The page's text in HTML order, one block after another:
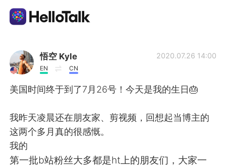
語言交換應用
AI Grammar Checker
English
悟空 Kyle
EN CN
2020.07.26 14:00
美国时间终于到了7月26号！今天是我的生日🎂
我昨天凌晨还在朋友家、剪视频，回想起当博主的
这两个多月真的很感慨。
我的
第一批b站粉丝大多都是ht上的朋友们，大家一